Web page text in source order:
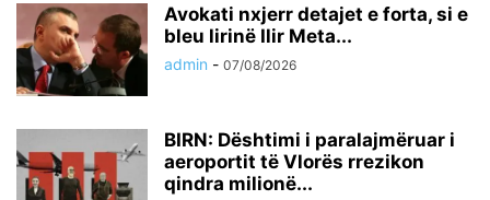
Avokati nxjerr detajet e forta, si e
bleu lirinë Ilir Meta...
admin - 07/08/2026
BIRN: Dështimi i paralajmëruar i
aeroportit të Vlorës rrezikon
qindra milionë...